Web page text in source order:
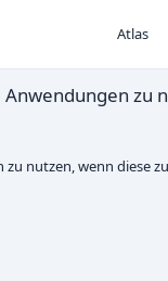
Atlas
zu